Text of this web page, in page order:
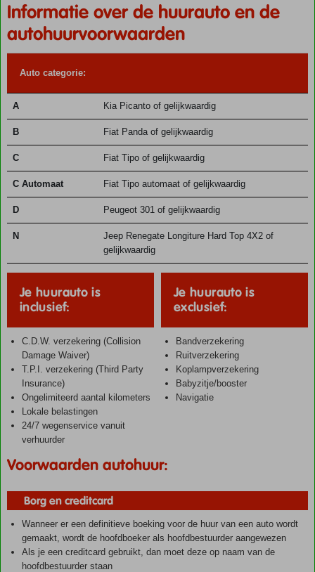
Informatie over de huurauto en de
autohuurvoorwaarden
Auto categorie:
A Kia Picanto of gelijkwaardig
B Fiat Panda of gelijkwaardig
C Fiat Tipo of gelijkwaardig
C Automaat Fiat Tipo automaat of gelijkwaardig
D Peugeot 301 of gelijkwaardig
N
Jeep Renegate Longiture Hard Top 4X2 of
gelijkwaardig
Je huurauto is
inclusief:
C.D.W. verzekering (Collision
Damage Waiver)
T.P.I. verzekering (Third Party
Insurance)
Ongelimiteerd aantal kilometers
Lokale belastingen
24/7 wegenservice vanuit
verhuurder
Je huurauto is
exclusief:
Bandverzekering
Ruitverzekering
Koplampverzekering
Babyzitje/booster
Navigatie
Voorwaarden autohuur:
Borg en creditcard
Wanneer er een definitieve boeking voor de huur van een auto wordt
gemaakt, wordt de hoofdboeker als hoofdbestuurder aangewezen
Als je een creditcard gebruikt, dan moet deze op naam van de
hoofdbestuurder staan